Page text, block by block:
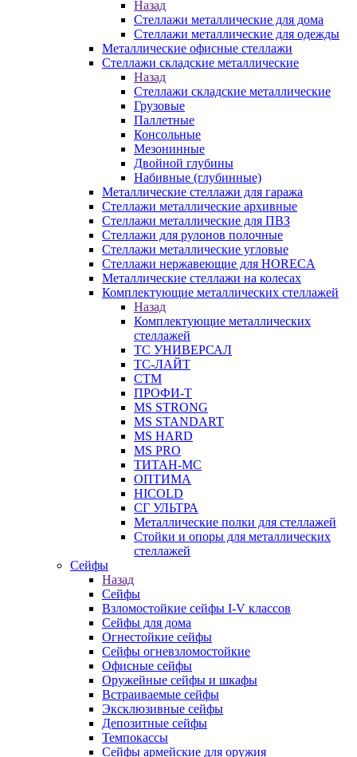
Назад
Стеллажи металлические для дома
Стеллажи металлические для одежды
Металлические офисные стеллажи
Стеллажи складские металлические
Назад
Стеллажи складские металлические
Грузовые
Паллетные
Консольные
Мезонинные
Двойной глубины
Набивные (глубинные)
Металлические стеллажи для гаража
Стеллажи металлические архивные
Стеллажи металлические для ПВЗ
Стеллажи для рулонов полочные
Стеллажи металлические угловые
Стеллажи нержавеющие для HORECA
Металлические стеллажи на колесах
Комплектующие металлических стеллажей
Назад
Комплектующие металлических
стеллажей
ТС УНИВЕРСАЛ
ТС-ЛАЙТ
СТМ
ПРОФИ-Т
MS STRONG
MS STANDART
MS HARD
MS PRO
ТИТАН-МС
ОПТИМА
HICOLD
СГ УЛЬТРА
Металлические полки для стеллажей
Стойки и опоры для металлических
стеллажей
Сейфы
Назад
Сейфы
Взломостойкие сейфы I-V классов
Сейфы для дома
Огнестойкие сейфы
Сейфы огневзломостойкие
Офисные сейфы
Оружейные сейфы и шкафы
Встраиваемые сейфы
Эксклюзивные сейфы
Депозитные сейфы
Темпокассы
Сейфы армейские для оружия